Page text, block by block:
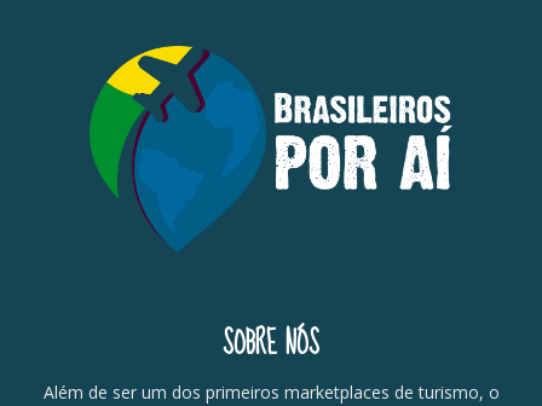
SOBRE NÓS
Além de ser um dos primeiros marketplaces de turismo, o